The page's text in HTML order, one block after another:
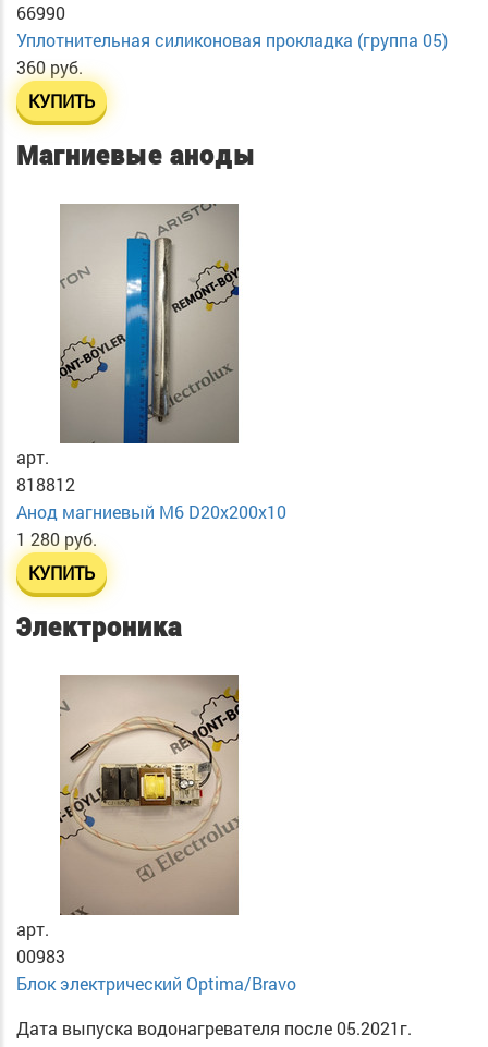
66990
Уплотнительная силиконовая прокладка (группа 05)
360 руб.
КУПИТЬ
Магниевые аноды
арт.
818812
Анод магниевый М6 D20х200х10
1 280 руб.
КУПИТЬ
Электроника
арт.
00983
Блок электрический Optima/Bravo
Дата выпуска водонагревателя после 05.2021г.